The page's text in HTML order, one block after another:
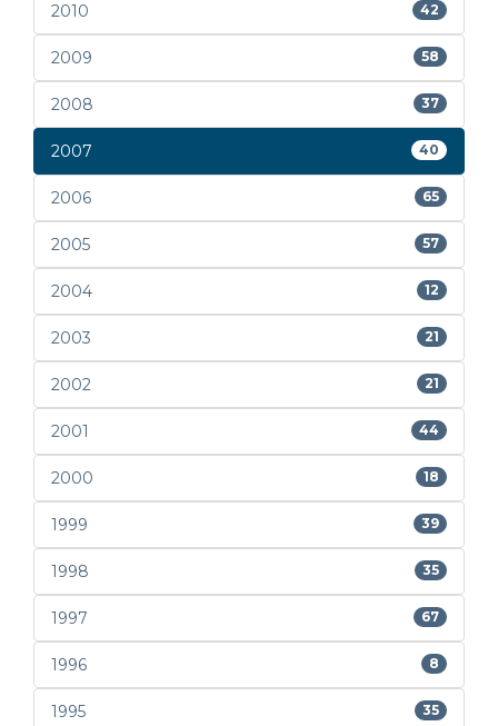
2010 42
2009 58
2008 37
2007 40
2006 65
2005 57
2004 12
2003 21
2002 21
2001 44
2000 18
1999 39
1998 35
1997 67
1996 8
1995 35